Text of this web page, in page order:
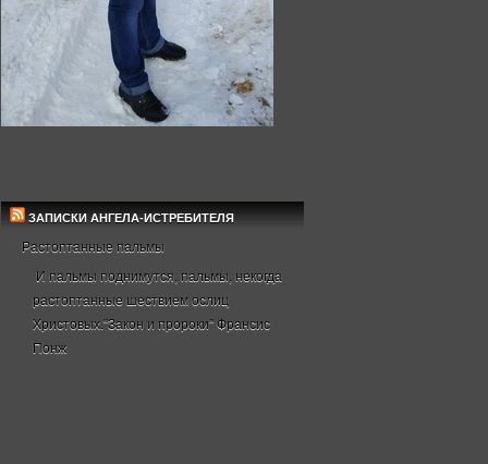
ЗАПИСКИ АНГЕЛА-ИСТРЕБИТЕЛЯ
Растоптанные пальмы
И пальмы поднимутся, пальмы, некогда
растоптанные шествием ослиц
Христовых."Закон и пророки" Франсис
Понж